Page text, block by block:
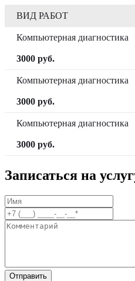
ВИД РАБОТ
Компьютерная диагностика
3000 руб.
Компьютерная диагностика
3000 руб.
Компьютерная диагностика
3000 руб.
Записаться на